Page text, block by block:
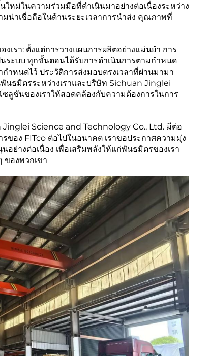
หม่ในความร่วมมือที่ดำเนินมาอย่างต่อเนื่องระหว่าง
น่าเชื่อถือในด้านระยะเวลาการนำส่ง คุณภาพที่
เรา: ตั้งแต่การวางแผนการผลิตอย่างแม่นยำ การ
ระบบ ทุกขั้นตอนได้รับการดำเนินการตามกำหนด
ำหนดไว้ ประวัติการส่งมอบตรงเวลาที่ผ่านมามา
นธมิตรระหว่างเราและบริษัท Sichuan Jinglei
ลูชันของเราให้สอดคล้องกับความต้องการในการ
Science and Technology Co., Ltd. มีต่อ
อง FITco ต่อไปในอนาคต เราขอประกาศความมุ่ง
ย่างต่อเนื่อง เพื่อเสริมพลังให้แก่พันธมิตรของเรา
ของพวกเขา